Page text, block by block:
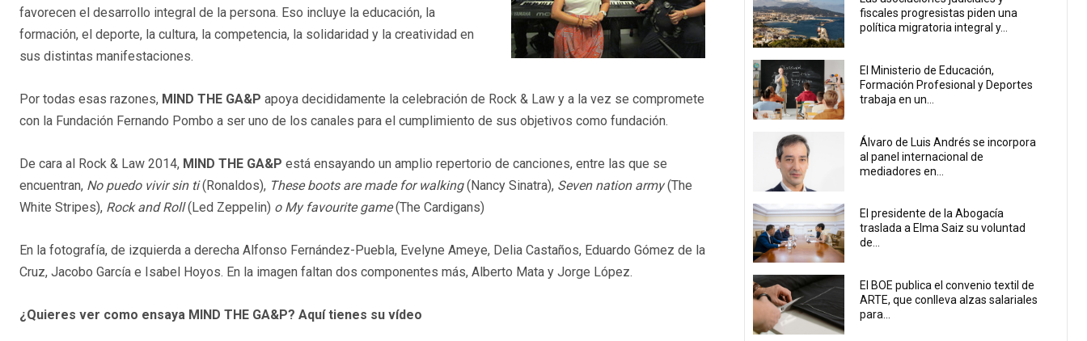
favorecen el desarrollo integral de la persona. Eso incluye la educación, la
formación, el deporte, la cultura, la competencia, la solidaridad y la creatividad en
sus distintas manifestaciones.
Por todas esas razones, MIND THE GA&P apoya decididamente la celebración de Rock & Law y a la vez se compromete
con la Fundación Fernando Pombo a ser uno de los canales para el cumplimiento de sus objetivos como fundación.
De cara al Rock & Law 2014, MIND THE GA&P está ensayando un amplio repertorio de canciones, entre las que se
encuentran, No puedo vivir sin ti(Ronaldos), These boots are made for walking(Nancy Sinatra), Seven nation army(The
White Stripes), Rock and Roll(Led Zeppelin) o My favourite game(The Cardigans)
En la fotografía, de izquierda a derecha Alfonso Fernández-Puebla, Evelyne Ameye, Delia Castaños, Eduardo Gómez de la
Cruz, Jacobo García e Isabel Hoyos. En la imagen faltan dos componentes más, Alberto Mata y Jorge López.
¿Quieres ver como ensaya MIND THE GA&P? Aquí tienes su vídeo
fiscales progresistas piden una
política migratoria integral y...
El Ministerio de Educación,
Formación Profesional y Deportes
trabaja en un...
Álvaro de Luis Andrés se incorpora
al panel internacional de
mediadores en...
El presidente de la Abogacía
traslada a Elma Saiz su voluntad
de...
El BOE publica el convenio textil de
ARTE, que conlleva alzas salariales
para...